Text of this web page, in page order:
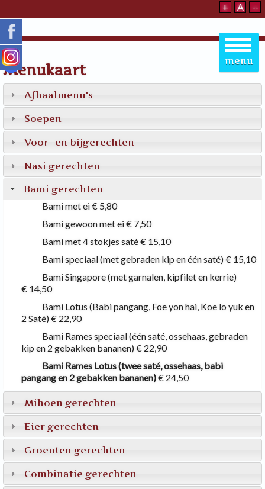
menu
+ A --
Menukaart
Afhaalmenu's
Soepen
Voor- en bijgerechten
Nasi gerechten
Bami gerechten
Bami met ei
31B
€ 5,80
Bami gewoon met ei
32B
€ 7,50
Bami met 4 stokjes saté
33B
€ 15,10
Bami speciaal (met gebraden kip en één saté)
34B
€ 15,10
Bami Singapore (met garnalen, kipfilet en kerrie)
37B
€ 14,50
Bami Lotus (Babi pangang, Foe yon hai, Koe lo yuk en
2 Saté)
38B
€ 22,90
Bami Rames speciaal (één saté, ossehaas, gebraden
kip en 2 gebakken bananen)
41B
€ 22,90
Bami Rames Lotus (twee saté, ossehaas, babi
pangang en 2 gebakken bananen)
42B
€ 24,50
Mihoen gerechten
Eier gerechten
Groenten gerechten
Combinatie gerechten